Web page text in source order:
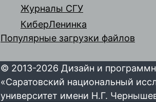
Журналы СГУ
КиберЛенинка
Популярные загрузки файлов
© 2013-2026 Дизайн и
«Саратовский национальный
университет имени Н.Г.